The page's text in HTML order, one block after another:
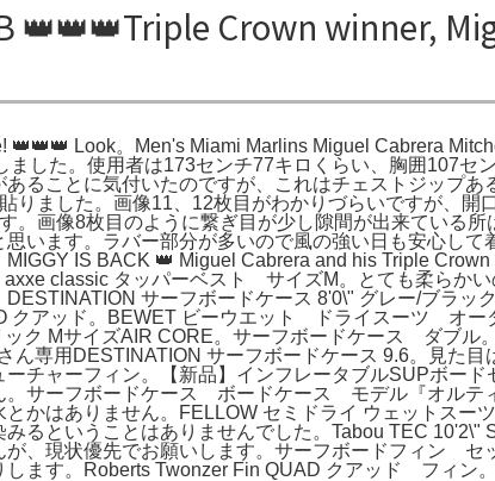
Crown winner,
👑👑👑 Look。Men's Miami Marlins Miguel Cabrera
した。使用者は173センチ77キロくらい、胸囲107セ
ることに気付いたのですが、これはチェストジップ
りました。画像11、12枚目がわかりづらいですが、
。画像8枚目のように繋ぎ目が少し隙間が出来ている
います。ラバー部分が多いので風の強い日も安心し
IS BACK 👑 Miguel Cabrera and his Triple
classic タッパーベスト サイズM。とても柔らか
サーフボードケース 8'0\" グレー/ブラッ
クアッド。BEWET ビーウエット ドライスーツ オ
ク MサイズAIR CORE。サーフボードケース ダブル
専用DESTINATION サーフボードケース 9.6。見た
チャーフィン。【新品】インフレータブルSUPボー
。サーフボードケース ボードケース モデル『オル
かはありません。FELLOW セミドライ ウェットスー
るということはありませんでした。Tabou TEC
、現状優先でお願いします。サーフボードフィン
ます。Roberts Twonzer Fin QUAD クアッド フィン